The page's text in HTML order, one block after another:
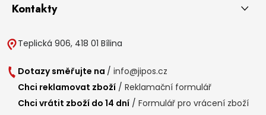
Kontakty
Teplická 906, 418 01 Bílina
Dotazy směřujte na / info@jipos.cz
Chci reklamovat zboží / Reklamační formulář
Chci vrátit zboží do 14 dní / Formulář pro vrácení zboží